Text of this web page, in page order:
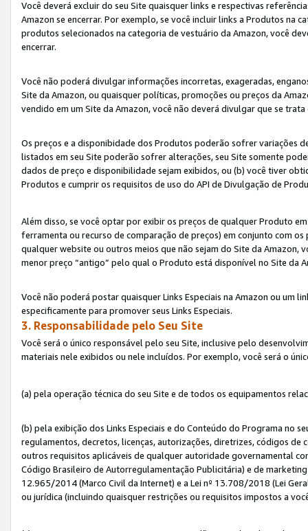
Você deverá excluir do seu Site quaisquer links e respectivas
Amazon se encerrar. Por exemplo, se você incluir links a Produtos na
produtos selecionados na categoria de vestuário da Amazon, você
encerrar.
Você não poderá divulgar informações incorretas, exageradas,
Site da Amazon, ou quaisquer políticas, promoções ou preços da
vendido em um Site da Amazon, você não deverá divulgar que se
Os preços e a disponibidade dos Produtos poderão sofrer variações
listados em seu Site poderão sofrer alterações, seu Site somente
dados de preço e disponibilidade sejam exibidos, ou (b) você tiver
Produtos e cumprir os requisitos de uso do API de Divulgação de
Além disso, se você optar por exibir os preços de qualquer Produto
ferramenta ou recurso de comparação de preços) em conjunto com
qualquer website ou outros meios que não sejam do Site da Amazon,
menor preço “antigo” pelo qual o Produto está disponível no Site da
Você não poderá postar quaisquer Links Especiais na Amazon ou um
especificamente para promover seus Links Especiais.
3. Responsabilidade pelo Seu Site
Você será o único responsável pelo seu Site, inclusive pelo
materiais nele exibidos ou nele incluídos. Por exemplo, você será o
(a) pela operação técnica do seu Site e de todos os equipamentos
(b) pela exibição dos Links Especiais e do Conteúdo do Programa no
regulamentos, decretos, licenças, autorizações, diretrizes, códigos
outros requisitos aplicáveis de qualquer autoridade governamental
Código Brasileiro de Autorregulamentação Publicitária) e de
12.965/2014 (Marco Civil da Internet) e a Lei nº 13.708/2018 (Lei
ou jurídica (incluindo quaisquer restrições ou requisitos impostos a